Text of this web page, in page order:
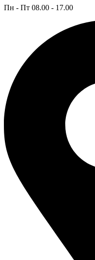
Пн - Пт 08.00 - 17.00